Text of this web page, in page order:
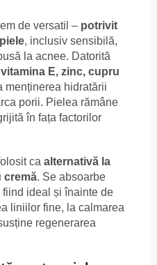
de versatil – potrivit
, inclusiv sensibilă,
la acnee. Datorită
vitamina E, zinc, cupru
menținerea hidratării
porii. Pielea rămâne
în fața factorilor
ca alternativă la
cremă. Se absoarbe
ideal și înainte de
liniilor fine, la calmarea
regenerarea